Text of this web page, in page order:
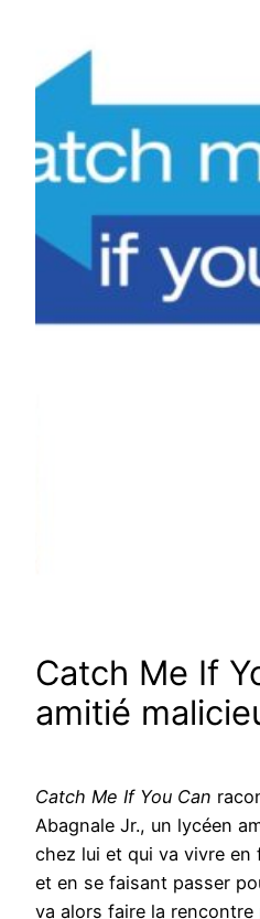
Catch Me If
amitié
Catch Me If You Can
Abagnale Jr., un lycéen
chez lui et qui va vivre en
et en se faisant passer
va alors faire la